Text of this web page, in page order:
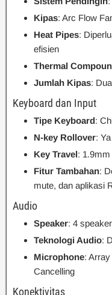
Kipas: Arc Flow
Heat Pipes:
efisien
Thermal
Jumlah Kipas:
Keyboard dan Input
Tipe Keyboard:
N-key Rollover: Ya
Key Travel: 1.9mm
Fitur Tambahan:
mute, dan aplikasi
Audio
Speaker: 4
Teknologi Audio:
Microphone:
Cancelling
Konektivitas